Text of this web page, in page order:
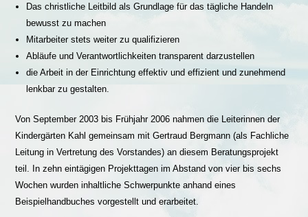
Das christliche Leitbild als Grundlage für das tägliche Handeln
bewusst zu machen
Mitarbeiter stets weiter zu qualifizieren
Abläufe und Verantwortlichkeiten transparent darzustellen
die Arbeit in der Einrichtung effektiv und effizient und zunehmend
lenkbar zu gestalten.
Von September 2003 bis Frühjahr 2006 nahmen die Leiterinnen der
Kindergärten Kahl gemeinsam mit Gertraud Bergmann (als Fachliche
Leitung in Vertretung des Vorstandes) an diesem Beratungsprojekt
teil. In zehn eintägigen Projekttagen im Abstand von vier bis sechs
Wochen wurden inhaltliche Schwerpunkte anhand eines
Beispielhandbuches vorgestellt und erarbeitet.